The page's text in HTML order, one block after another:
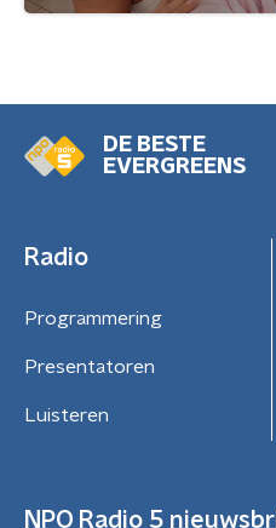
DE BESTE
EVERGREENS
Radio
Programmering
Presentatoren
Luisteren
NPO Radio 5